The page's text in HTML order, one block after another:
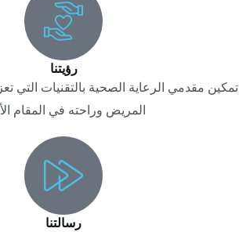
رؤيتنا
تمكين مقدمي الرعاية الصحية بالتقنيات التي
المريض وراحته في المقام
رسالتنا